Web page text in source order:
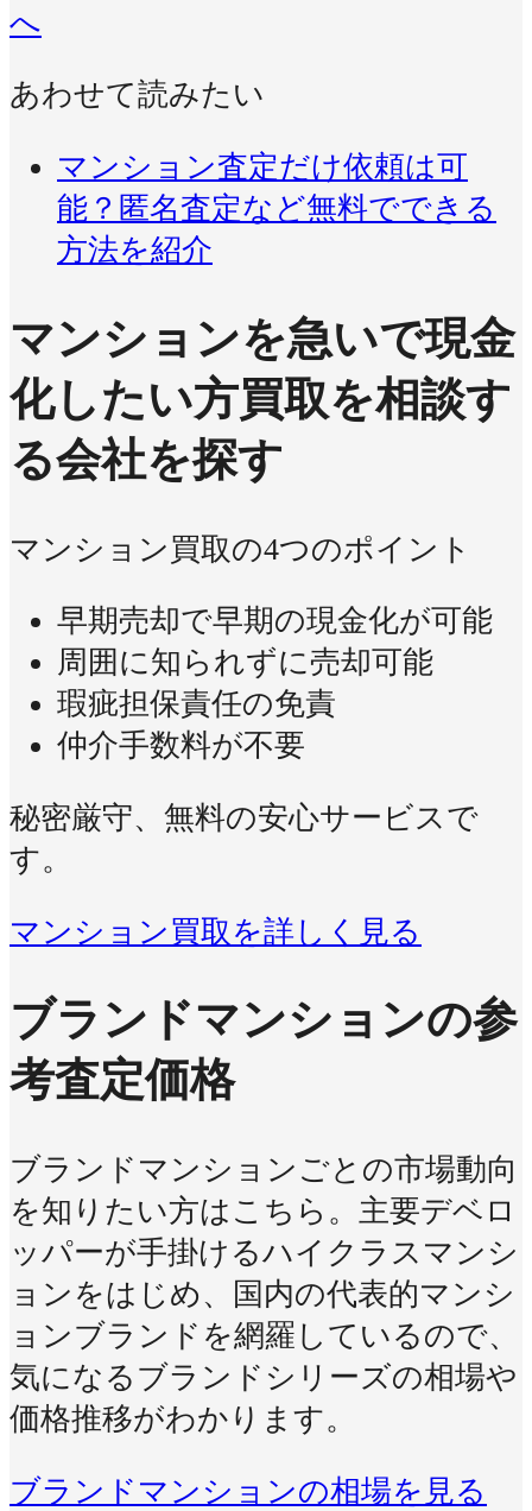
へ
あわせて読みたい
マンション査定だけ依頼は可
能？匿名査定など無料でできる
方法を紹介
マンションを急いで現金
化したい方買取を相談す
る会社を探す
マンション買取の4つのポイント
早期売却で早期の現金化が可能
周囲に知られずに売却可能
瑕疵担保責任の免責
仲介手数料が不要
秘密厳守、無料の安心サービスで
す。
マンション買取を詳しく見る
ブランドマンションの参
考査定価格
ブランドマンションごとの市場動向
を知りたい方はこちら。主要デベロ
ッパーが手掛けるハイクラスマンシ
ョンをはじめ、国内の代表的マンシ
ョンブランドを網羅しているので、
気になるブランドシリーズの相場や
価格推移がわかります。
ブランドマンションの相場を見る